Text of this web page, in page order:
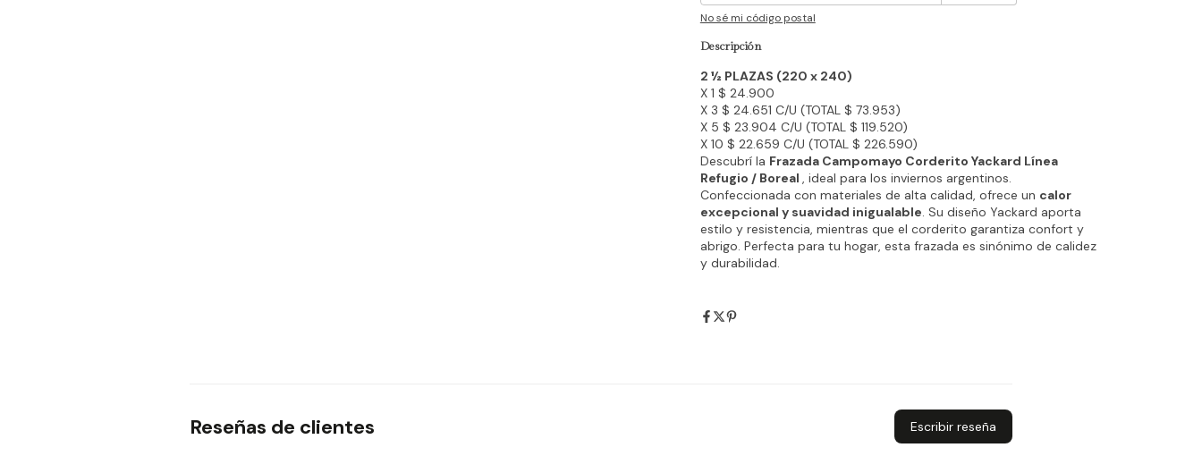
No sé mi código postal
Descripción
2 ½ PLAZAS (220 x 240)
X 1 $ 24.900
X 3 $ 24.651 C/U (TOTAL $ 73.953)
X 5 $ 23.904 C/U (TOTAL $ 119.520)
X 10 $ 22.659 C/U (TOTAL $ 226.590)
Descubrí la Frazada Campomayo Corderito Yackard Línea
Refugio / Boreal , ideal para los inviernos argentinos.
Confeccionada con materiales de alta calidad, ofrece un calor
excepcional y suavidad inigualable. Su diseño Yackard aporta
estilo y resistencia, mientras que el corderito garantiza confort y
abrigo. Perfecta para tu hogar, esta frazada es sinónimo de calidez
y durabilidad.
Reseñas de clientes Escribir reseña